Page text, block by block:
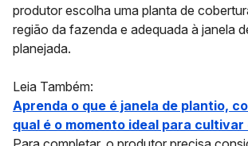
produtor escolha uma planta de
região da fazenda e adequada à janela
planejada.
Leia Também:
Aprenda o que é janela de plantio,
qual é o momento ideal para